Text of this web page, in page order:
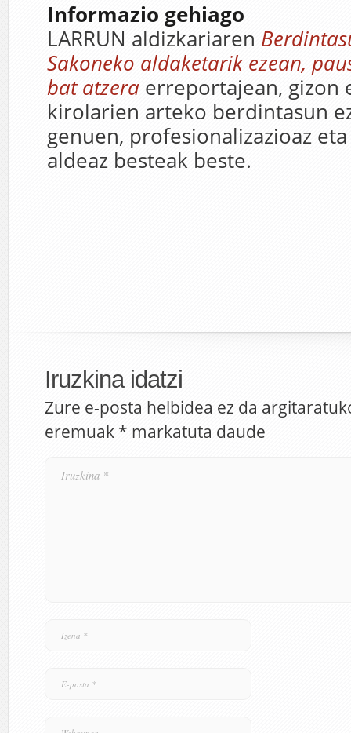
Informazio gehiago
LARRUN aldizkariaren
Sakoneko aldaketarik ezean,
bat atzera erreportajean, gizon
kirolarien arteko berdintasun
genuen, profesionalizazioaz
aldeaz besteak beste.
Iruzkina idatzi
Zure e-posta helbidea ez da
eremuak * markatuta daude